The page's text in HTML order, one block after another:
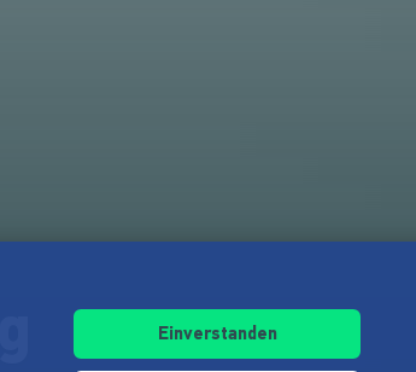
Einverstanden